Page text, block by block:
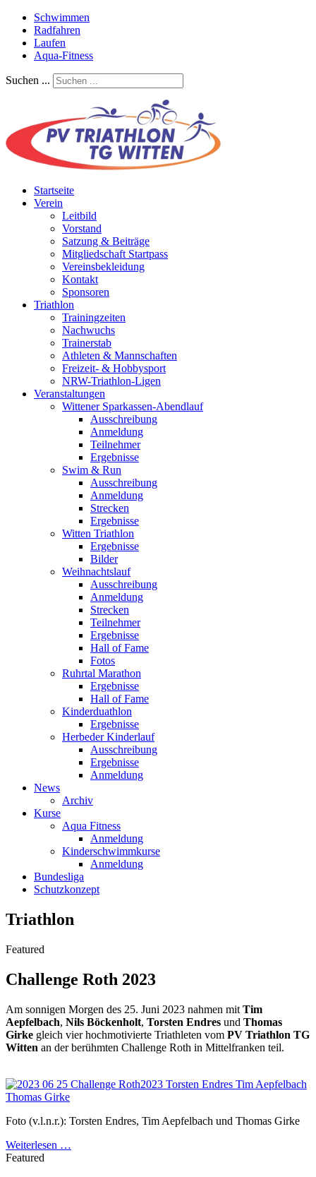
Schwimmen
Radfahren
Laufen
Aqua-Fitness
Suchen ...
Startseite
Verein
Leitbild
Vorstand
Satzung & Beiträge
Mitgliedschaft Startpass
Vereinsbekleidung
Kontakt
Sponsoren
Triathlon
Trainingzeiten
Nachwuchs
Trainerstab
Athleten & Mannschaften
Freizeit- & Hobbysport
NRW-Triathlon-Ligen
Veranstaltungen
Wittener Sparkassen-Abendlauf
Ausschreibung
Anmeldung
Teilnehmer
Ergebnisse
Swim & Run
Ausschreibung
Anmeldung
Strecken
Ergebnisse
Witten Triathlon
Ergebnisse
Bilder
Weihnachtslauf
Ausschreibung
Anmeldung
Strecken
Teilnehmer
Ergebnisse
Hall of Fame
Fotos
Ruhrtal Marathon
Ergebnisse
Hall of Fame
Kinderduathlon
Ergebnisse
Herbeder Kinderlauf
Ausschreibung
Ergebnisse
Anmeldung
News
Archiv
Kurse
Aqua Fitness
Anmeldung
Kinderschwimmkurse
Anmeldung
Bundesliga
Schutzkonzept
Triathlon
Featured
Challenge Roth 2023
Am sonnigen Morgen des 25. Juni 2023 nahmen mit Tim
Aepfelbach, Nils Böckenholt, Torsten Endres und Thomas
Girke gleich vier hochmotivierte Triathleten vom PV Triathlon TG
Witten an der berühmten Challenge Roth in Mittelfranken teil.
Foto (v.l.n.r.): Torsten Endres, Tim Aepfelbach und Thomas Girke
Weiterlesen …
Featured